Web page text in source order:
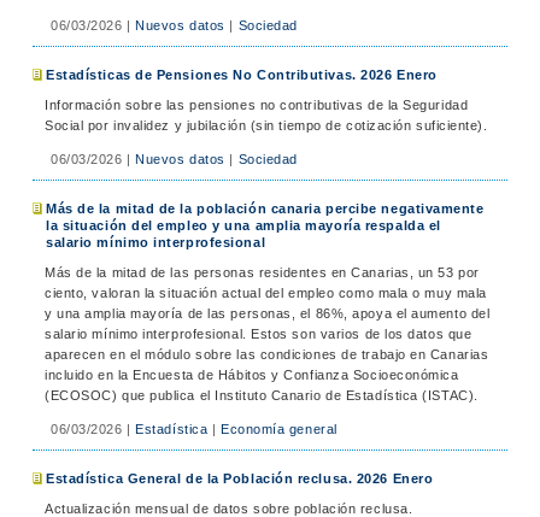
06/03/2026 |Nuevos datos | Sociedad
Estadísticas de Pensiones No Contributivas. 2026 Enero
Información sobre las pensiones no contributivas de la Seguridad
Social por invalidez y jubilación (sin tiempo de cotización suficiente).
06/03/2026 |Nuevos datos | Sociedad
Más de la mitad de la población canaria percibe negativamente
la situación del empleo y una amplia mayoría respalda el
salario mínimo interprofesional
Más de la mitad de las personas residentes en Canarias, un 53 por
ciento, valoran la situación actual del empleo como mala o muy mala
y una amplia mayoría de las personas, el 86%, apoya el aumento del
salario mínimo interprofesional. Estos son varios de los datos que
aparecen en el módulo sobre las condiciones de trabajo en Canarias
incluido en la Encuesta de Hábitos y Confianza Socioeconómica
(ECOSOC) que publica el Instituto Canario de Estadística (ISTAC).
06/03/2026 |Estadística | Economía general
Estadística General de la Población reclusa. 2026 Enero
Actualización mensual de datos sobre población reclusa.